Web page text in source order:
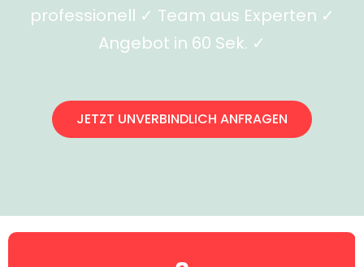
professionell ✓ Team aus Experten ✓
Angebot in 60 Sek. ✓
JETZT UNVERBINDLICH ANFRAGEN